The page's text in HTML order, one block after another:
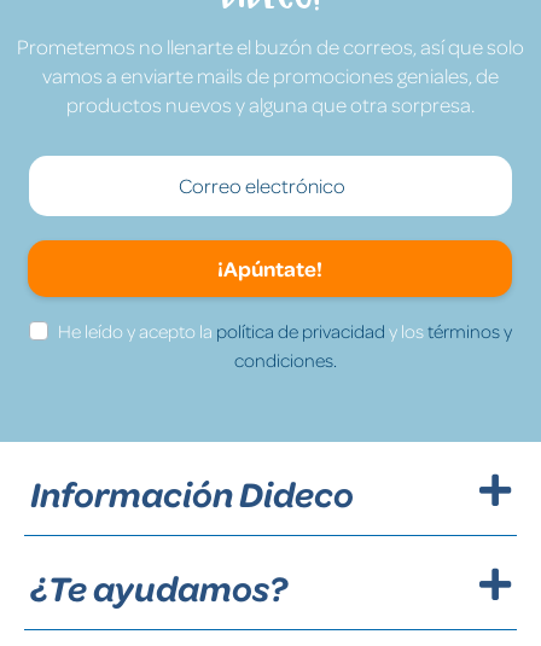
Prometemos no llenarte el buzón de correos, así que solo
vamos a enviarte mails de promociones geniales, de
productos nuevos y alguna que otra sorpresa.
¡Apúntate!
He leído y acepto la política de privacidad y lostérminos y
condiciones.
Información Dideco
¿Te ayudamos?